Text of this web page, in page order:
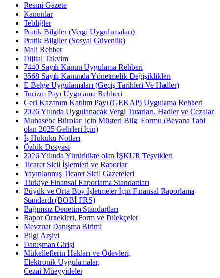
Resmi Gazete
Kanunlar
Tebliğler
Pratik Bilgiler (Vergi Uygulamaları)
Pratik Bilgiler (Sosyal Güvenlik)
Mali Rehber
Dijital Takvim
7440 Sayılı Kanun Uygulama Rehberi
3568 Sayılı Kanunda Yönetmelik Değişiklikleri
E-Belge Uygulamaları (Geçiş Tarihleri Ve Hadler)
Turizm Payı Uygulama Rehberi
Geri Kazanım Katılım Payı (GEKAP) Uygulama Rehberi
2026 Yılında Uygulanacak Vergi Tutarları, Hadler ve Cezalar
Muhasebe Büroları için Müşteri Bilgi Formu (Beyana Tabi
olan 2025 Gelirleri İçin)
İş Hukuku Notları
Özlük Dosyası
2026 Yılında Yürürlükte olan İŞKUR Teşvikleri
Ticaret Sicil İşlemleri ve Raporlar
Yayınlanmış Ticaret Sicil Gazeteleri
Türkiye Finansal Raporlama Standartları
Büyük ve Orta Boy İşletmeler İçin Finansal Raporlama
Standardı (BOBİ FRS)
Bağımsız Denetim Standartları
Rapor Örnekleri, Form ve Dilekçeler
Mevzuat Danışma Birimi
Bilgi Arşivi
Danışman Girişi
Mükelleflerin Hakları ve Ödevleri,
Elektronik Uygulamalar,
Cezai Müeyyideler